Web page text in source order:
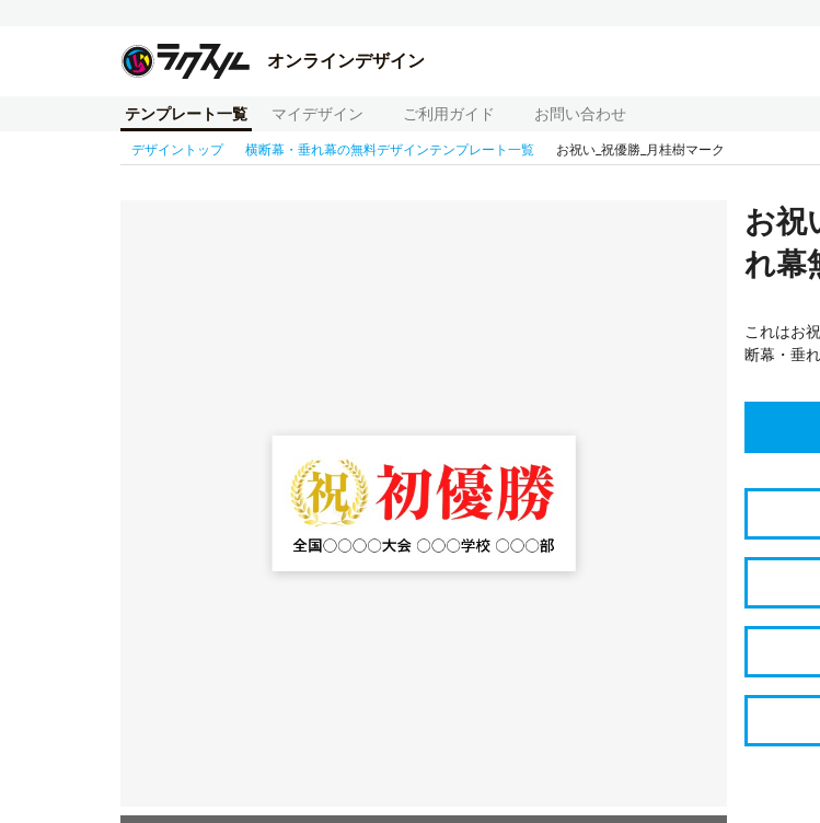
オンラインデザイン
テンプレート一覧 マイデザイン ご利用ガイド お問い合わせ
デザイントップ 横断幕・垂れ幕の無料デザインテンプレート一覧 お祝い_祝優勝_月桂樹マーク
お祝
れ幕
これはお
断幕・垂